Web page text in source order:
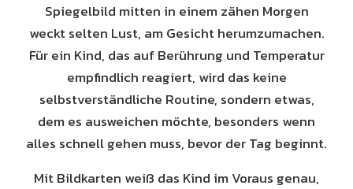
Spiegelbild mitten in einem zähen Morgen
weckt selten Lust, am Gesicht herumzumachen.
Für ein Kind, das auf Berührung und Temperatur
empfindlich reagiert, wird das keine
selbstverständliche Routine, sondern etwas,
dem es ausweichen möchte, besonders wenn
alles schnell gehen muss, bevor der Tag beginnt.
Mit Bildkarten weiß das Kind im Voraus genau,